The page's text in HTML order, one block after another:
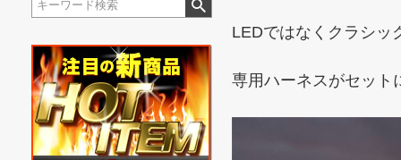
LEDではなくクラシッ
専用ハーネスがセット